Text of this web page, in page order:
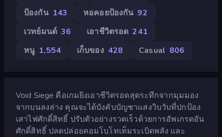
ป้องกัน 143 หอคอยป้องกัน 92
เวทย์มนต์ 36 เอาชีวิตรอด 241
หนู 1,554 เก็บของ 428 Casual 806
Void Siege คือเกมยิงเอาชีวิตรอดสุดระทึกจากมุมมอง
จากบนลงล่าง คุณจะได้บังคับบัญชาแสงวิบวับที่ปกป้อง
เสาไฟศักดิ์สิทธิ์ ปรับตัวอย่างรวดเร็วด้วยการอัพเกรดอัน
ศักดิ์สิทธิ์ ปลดปล่อยคอมโบโทเท็มระเบิดพลัง และ